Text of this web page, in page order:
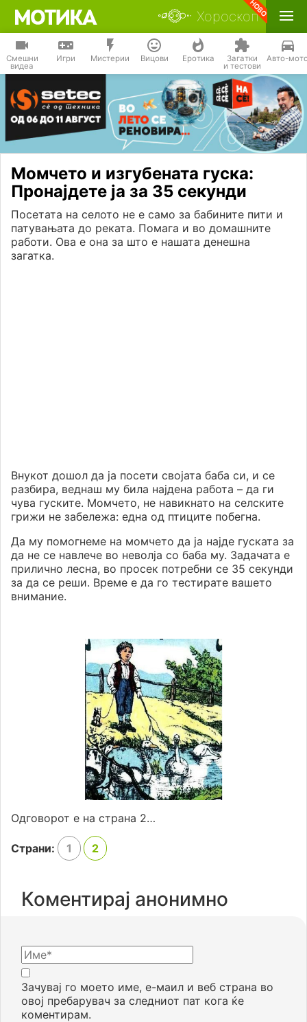
Хороскоп
Смешни
видеа
Игри Мистерии Вицови Еротика Загатки
и тестови
Авто-
Момчето и изгубената гуска:
Пронајдете ја за 35 секунди
Посетата на селото не е само за бабините пити и
патувањата до реката. Помага и во домашните
работи. Ова е она за што е нашата денешна
загатка.
Внукот дошол да ја посети својата баба си, и се
разбира, веднаш му била најдена работа – да ги
чува гуските. Момчето, не навикнато на селските
грижи не забележа: една од птиците побегна.
Да му помогнеме на момчето да ја најде гуската за
да не се навлече во неволја со баба му. Задачата е
прилично лесна, во просек потребни се 35 секунди
за да се реши. Време е да го тестирате вашето
внимание.
Одговорот е на страна 2…
Страни: 1 2
Коментирај анонимно
Зачувај го моето име, е-маил и веб страна во
овој пребарувач за следниот пат кога ќе
коментирам.